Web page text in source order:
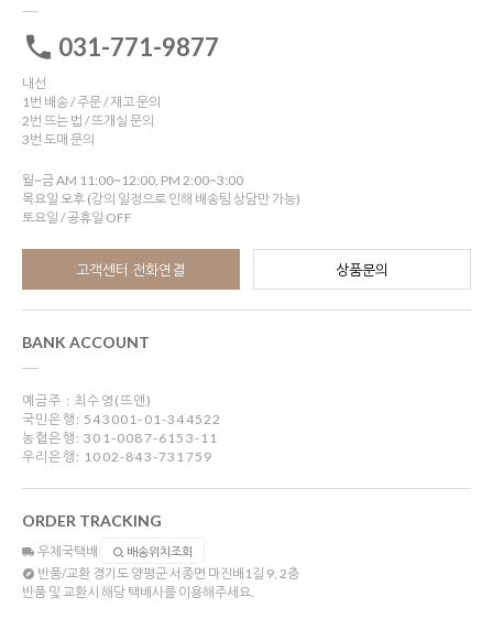
031-771-9877
내선
1번 배송 / 주문 / 재고 문의
2번 뜨는 법 / 뜨개실 문의
3번 도매 문의
월~금 AM 11:00~12:00, PM 2:00~3:00
목요일 오후 (강의 일정으로 인해 배송팀 상담만 가능)
토요일 / 공휴일 OFF
고객센터 전화연결 상품문의
BANK ACCOUNT
예금주 : 최수영(뜨앤)
국민은행: 543001-01-344522
농협은행: 301-0087-6153-11
우리은행: 1002-843-731759
ORDER TRACKING
우체국택배 배송위치조회
반품/교환 경기도 양평군 서종면 마진배1길 9, 2층
반품 및 교환시 해당 택배사를 이용해주세요.